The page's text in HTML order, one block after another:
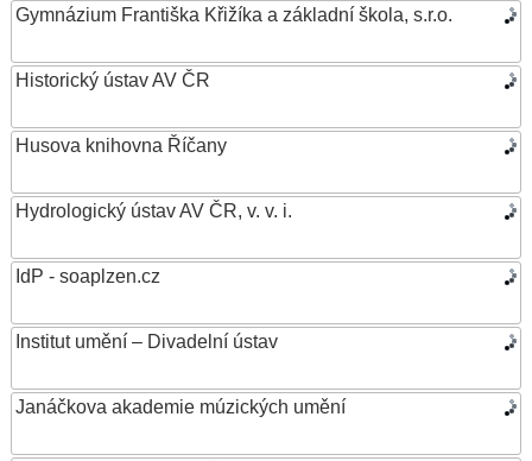
Gymnázium Františka Křižíka a základní škola, s.r.o.
Historický ústav AV ČR
Husova knihovna Říčany
Hydrologický ústav AV ČR, v. v. i.
IdP - soaplzen.cz
Institut umění – Divadelní ústav
Janáčkova akademie múzických umění